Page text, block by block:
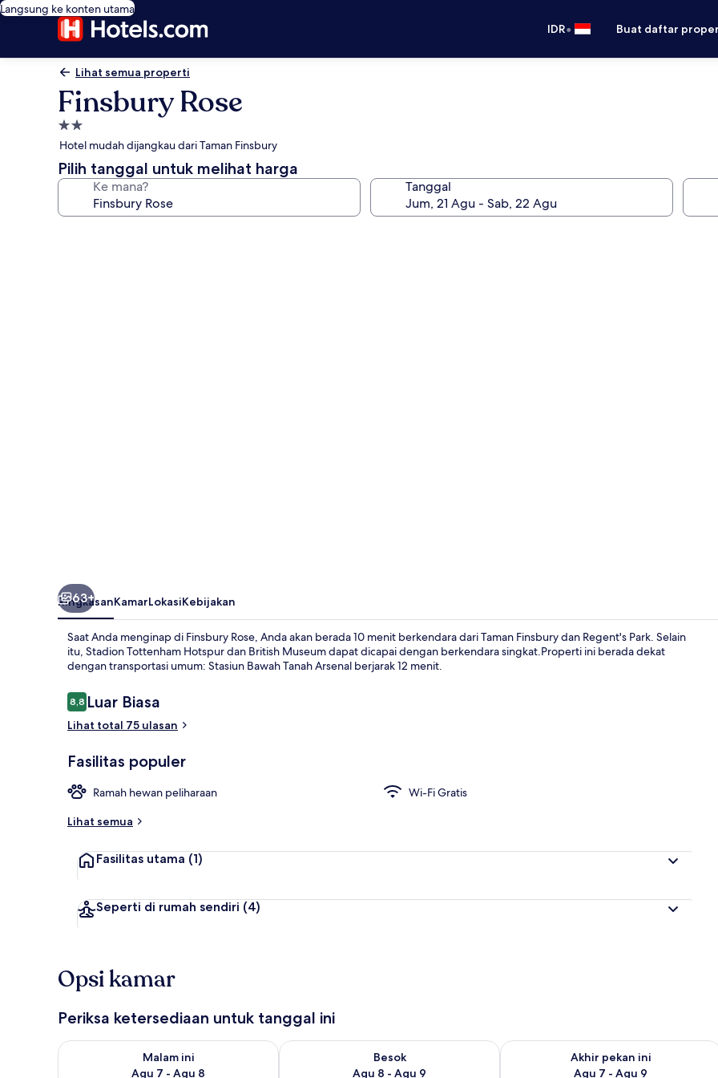
Langsung ke konten utama
IDR• Buat daftar
Lihat semua properti
Finsbury Rose
Properti
bintang
2.0
Hotel mudah dijangkau dari Taman Finsbury
Pilih tanggal untuk melihat harga
Ke mana? Tanggal
Kamar
63+
RingkasanKamarLokasiKebijakan
Saat Anda menginap di Finsbury Rose, Anda akan berada 10 menit berkendara dari Taman Finsbury dan Regent's Park. Selain
itu, Stadion Tottenham Hotspur dan British Museum dapat dicapai dengan berkendara singkat.Properti ini berada dekat
dengan transportasi umum: Stasiun Bawah Tanah Arsenal berjarak 12 menit.
Ulasan
8,88,8 dari 10
Luar Biasa
Lihat total 75 ulasan
Fasilitas populer
Ramah hewan peliharaan
Wi-Fi Gratis
Lihat semua
Fasilitas utama (1)
Seperti di rumah sendiri (4)
Opsi kamar
Periksa ketersediaan untuk tanggal ini
Malam ini
Agu 7 - Agu 8
Periksa ketersediaan untuk malam ini Agu 7 - Agu 8
Besok
Agu 8 - Agu 9
Periksa ketersediaan untuk besok Agu 8 - Agu 9
Akhir pekan ini
Agu 7 - Agu 9
Periksa ketersediaan untuk akhir